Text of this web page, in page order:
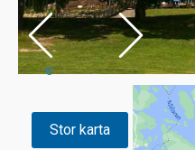
e
Stor karta